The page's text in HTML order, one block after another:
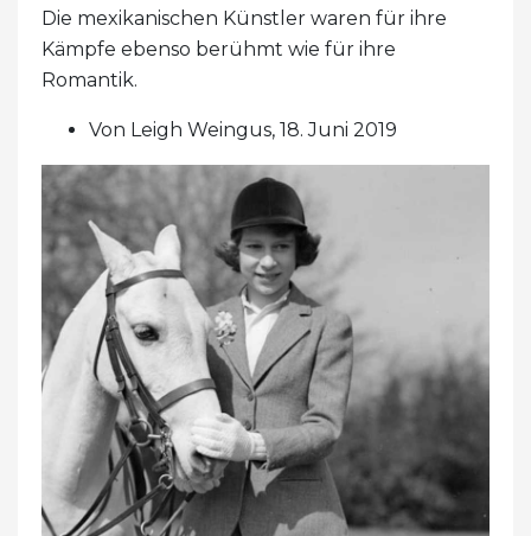
Die mexikanischen Künstler waren für ihre
Kämpfe ebenso berühmt wie für ihre
Romantik.
Von Leigh Weingus, 18. Juni 2019